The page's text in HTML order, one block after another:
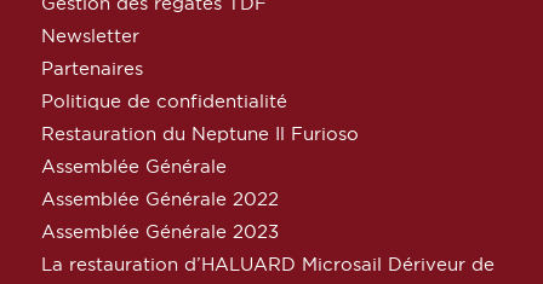
Newsletter
Partenaires
Politique de confidentialité
Restauration du Neptune Il Furioso
Assemblée Générale
Assemblée Générale 2022
Assemblée Générale 2023
La restauration d’HALUARD Microsail Dériveur de